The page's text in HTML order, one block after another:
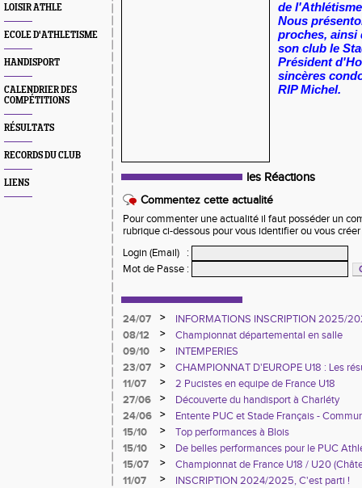
LOISIR ATHLE
ECOLE D'ATHLETISME
HANDISPORT
CALENDRIER DES
COMPÉTITIONS
RÉSULTATS
RECORDS DU CLUB
LIENS
de
Nous
proches, ainsi
son club le
Président
sincères
RIP Michel.
les Réactions
Commentez cette actualité
Pour commenter une actualité il faut posséder un
rubrique ci-dessous pour vous identifier ou vous
Login (Email)
:
Mot de Passe :
24/07 >
INFORMATIONS INSCRIPTION 2025/
08/12
>
Championnat départemental en salle
09/10
>
INTEMPERIES
23/07
>
CHAMPIONNAT D'EUROPE U18 : Les
11/07
>
2 Pucistes en equipe de France U18
27/06
>
Découverte du handisport à Charléty
24/06
>
Entente PUC et Stade Français -
15/10
>
Top performances à Blois
15/10
>
De belles performances pour le PUC
France à Blois
15/07 >
Championnat de France U18 / U20
11/07
>
INSCRIPTION 2024/2025, C'est parti !